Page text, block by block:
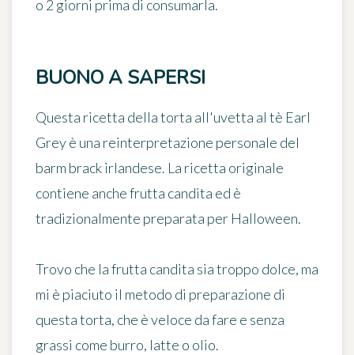
o 2 giorni prima di consumarla.
BUONO A SAPERSI
Questa ricetta della torta all'uvetta al tè Earl
Grey è una reinterpretazione personale del
barm brack irlandese. La ricetta originale
contiene anche frutta candita ed è
tradizionalmente preparata per Halloween.
Trovo che la frutta candita sia troppo dolce, ma
mi è piaciuto il metodo di preparazione di
questa torta, che èveloce da fare e senza
grassi come burro, latte o olio.